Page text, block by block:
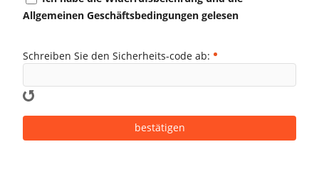
Allgemeinen Geschäftsbedingungen gelesen
Schreiben Sie den Sicherheits-code ab: